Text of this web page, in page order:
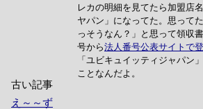
レカの明細を見てたら加盟店
ヤパン」になってた。思って
っそうなん？」と思って領収
号から法人番号公表サイトで
「ユビキュイッティジャパン
ことなんだよ。
古い記事
え～～ず